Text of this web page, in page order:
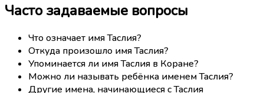
Часто задаваемые вопросы
Что означает имя Таслия?
Откуда произошло имя Таслия?
Упоминается ли имя Таслия в Коране?
Можно ли называть ребёнка именем Таслия?
Другие имена, начинающиеся с Таслия